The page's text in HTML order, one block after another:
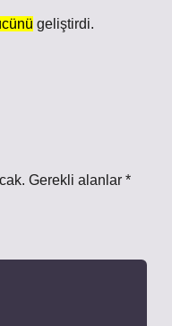
geliştirdi.
Gerekli alanlar *